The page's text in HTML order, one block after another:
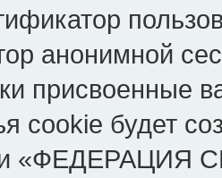
анонимной
присвоенные
cookie будет
«ФЕДЕРАЦИЯ